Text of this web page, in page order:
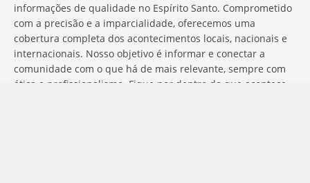
informações de qualidade no Espírito Santo. Comprometido
com a precisão e a imparcialidade, oferecemos uma
cobertura completa dos acontecimentos locais, nacionais e
internacionais. Nosso objetivo é informar e conectar a
comunidade com o que há de mais relevante, sempre com
ética e profissionalismo. Fique por dentro do que acontece